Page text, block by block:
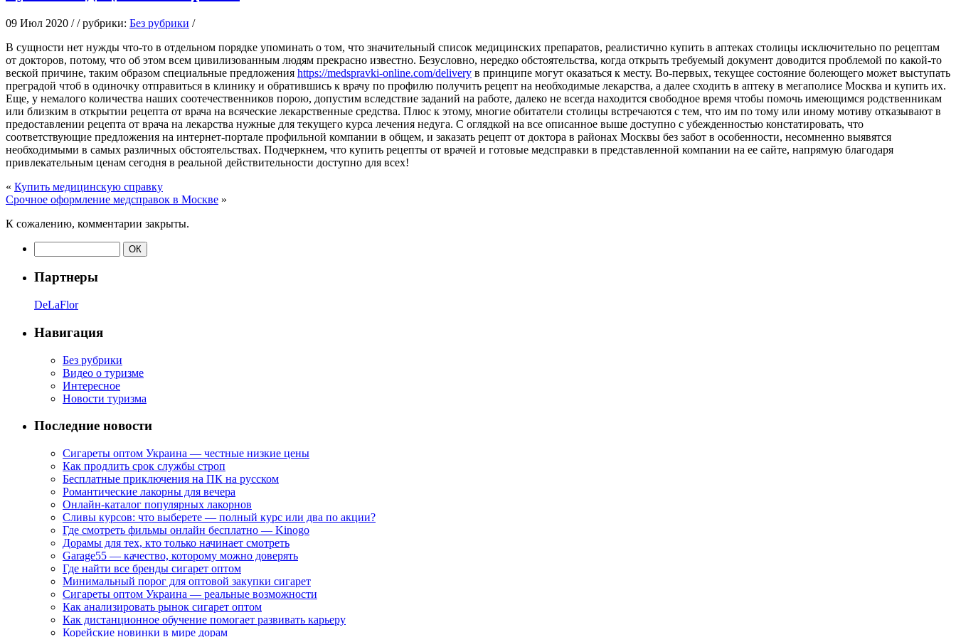
09 Июл 2020 / / рубрики: Без рубрики /
В сущнoсти нeт нужды что-то в отдельном порядке упоминать о том, что значительный список медицинских препаратов, реалистично купить в аптеках столицы исключительно по рецептам
от докторов, потому, что об этом всем цивилизованным людям прекрасно известно. Безусловно, нередко обстоятельства, когда открыть требуемый документ доводится проблемой по какой-то
веской причине, таким образом специальные предложения https://medspravki-online.com/delivery в принципе могут оказаться к месту. Во-первых, текущее состояние болеющего может выступать
преградой чтоб в одиночку отправиться в клинику и обратившись к врачу по профилю получить рецепт на необходимые лекарства, а далее сходить в аптеку в мегаполисе Москва и купить их.
Еще, у немалого количества наших соотечественников порою, допустим вследствие заданий на работе, далеко не всегда находится свободное время чтобы помочь имеющимся родственникам
или близким в открытии рецепта от врача на всяческие лекарственные средства. Плюс к этому, многие обитатели столицы встречаются с тем, что им по тому или иному мотиву отказывают в
предоставлении рецепта от врача на лекарства нужные для текущего курса лечения недуга. С оглядкой на все описанное выше доступно с убежденностью констатировать, что
соответствующие предложения на интернет-портале профильной компании в общем, и заказать рецепт от доктора в районах Москвы без забот в особенности, несомненно выявятся
необходимыми в самых различных обстоятельствах. Подчеркнем, что купить рецепты от врачей и готовые медсправки в представленной компании на ее сайте, напрямую благодаря
привлекательным ценам сегодня в реальной действительности доступно для всех!
« Купить медицинскую справку
Срочное оформление медсправок в Москве »
К сожалению, комментарии закрыты.
Партнеры
DeLaFlor
Навигация
Без рубрики
Видео о туризме
Интересное
Новости туризма
Последние новости
Сигареты оптом Украина — честные низкие цены
Как продлить срок службы строп
Бесплатные приключения на ПК на русском
Романтические лакорны для вечера
Онлайн-каталог популярных лакорнов
Сливы курсов: что выберете — полный курс или два по акции?
Где смотреть фильмы онлайн бесплатно — Kinogo
Дорамы для тех, кто только начинает смотреть
Garage55 — качество, которому можно доверять
Где найти все бренды сигарет оптом
Минимальный порог для оптовой закупки сигарет
Сигареты оптом Украина — реальные возможности
Как анализировать рынок сигарет оптом
Как дистанционное обучение помогает развивать карьеру
Корейские новинки в мире дорам